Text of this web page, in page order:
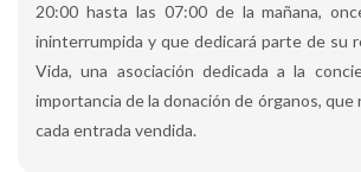
20:00 hasta las 07:00 de la mañana,
ininterrumpida y que dedicará parte de su
Vida, una asociación dedicada a la
importancia de la donación de órganos, que
cada entrada vendida.